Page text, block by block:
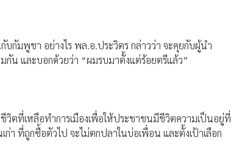
กัมพูชา อย่างไร พล.อ.ประวิตร กล่าวว่า จะคุยกับผู้นำ
และบอกด้วยว่า “ผมรบมาตั้งแต่ร้อยตรีแล้ว”
วิตที่เหลือทำการเมืองเพื่อให้ประชาชนมีชีวิตความเป็นอยู่ที่
า ที่ถูกซื้อตัวไป จะไม่ตกปลาในบ่อเพื่อน และตั้งเป้าเลือก